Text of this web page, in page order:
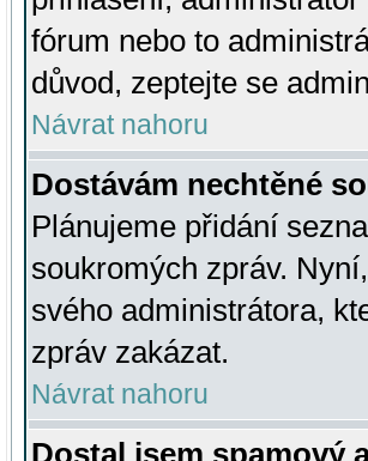
fórum nebo to
důvod, zeptejte se
Návrat nahoru
Dostávám nechtěné
Plánujeme přidání
soukromých zpráv.
svého administrátora,
zpráv zakázat.
Návrat nahoru
Dostal jsem spamový